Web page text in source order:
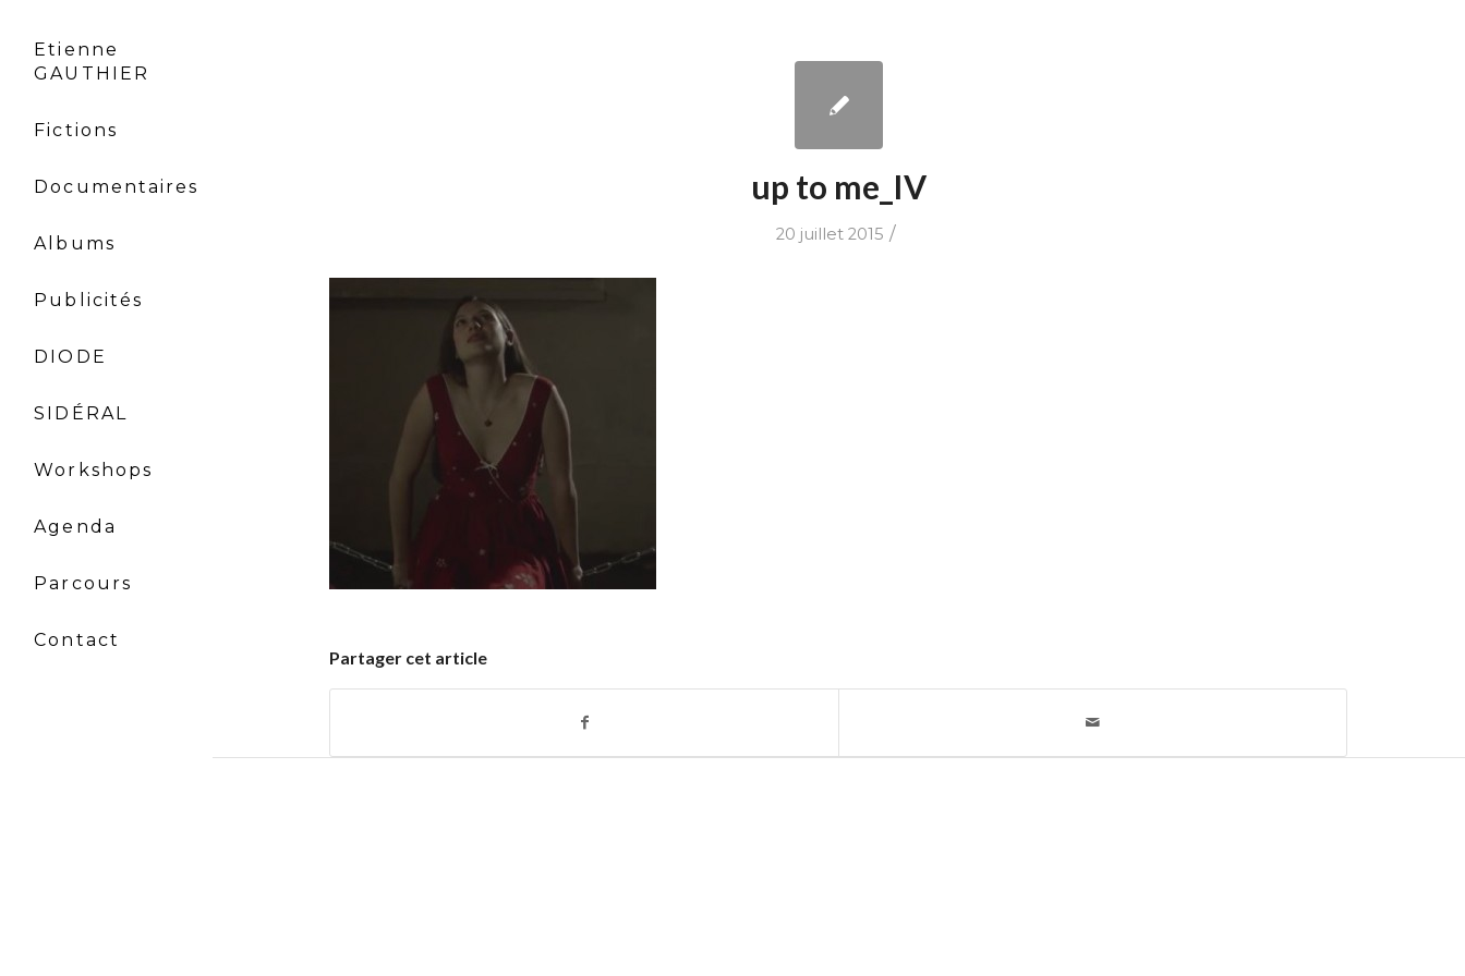
Etienne
GAUTHIER
Fictions
Documentaires
Albums
Publicités
DIODE
SIDÉRAL
Workshops
Agenda
Parcours
Contact
up to me_IV
20 juillet 2015 /
Partager cet article